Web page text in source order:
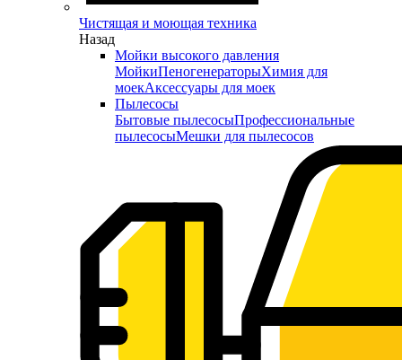
Чистящая и моющая техника
Назад
Мойки высокого давления
МойкиПеногенераторыХимия для
моекАксессуары для моек
Пылесосы
Бытовые пылесосыПрофессиональные
пылесосыМешки для пылесосов